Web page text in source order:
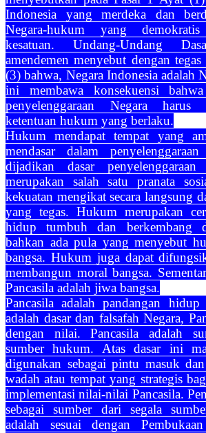
Indonesia yang merdeka dan
Negara-hukum yang
kesatuan. Undang-Undang
amendemen menyebut dengan
(3) bahwa, Negara Indonesia adalah
ini membawa konsekuensi
penyelenggaraan Negara harus
ketentuan hukum yang berlaku.
Hukum mendapat tempat yang
mendasar dalam
dijadikan dasar
merupakan salah satu pranata
kekuatan mengikat secara langsung
yang tegas. Hukum merupakan
hidup tumbuh dan berkembang
bahkan ada pula yang menyebut
bangsa. Hukum juga dapat
membangun moral bangsa.
Pancasila adalah jiwa bangsa.
Pancasila adalah pandangan hidup
adalah dasar dan falsafah Negara,
dengan nilai. Pancasila adalah
sumber hukum. Atas dasar ini
digunakan sebagai pintu masuk
wadah atau tempat yang strategis
implementasi nilai-nilai Pancasila.
sebagai sumber dari segala
adalah sesuai dengan